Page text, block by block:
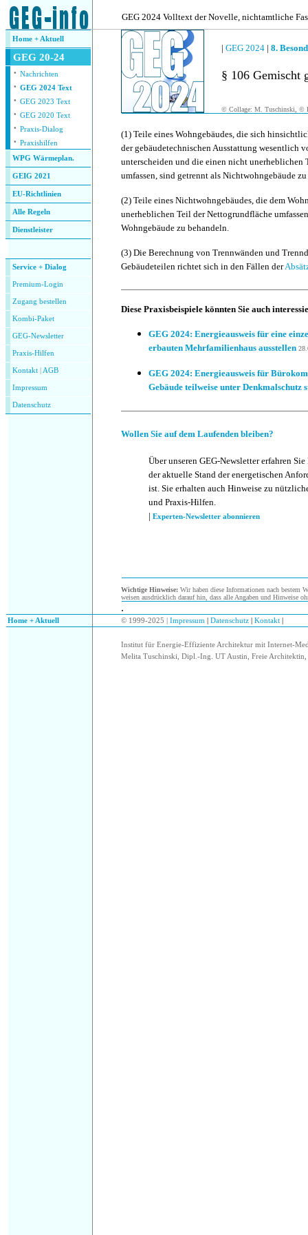
GEG 2024 Volltext der Novelle, nichtamtliche
Home + Aktuell
GEG 20-24
· Nachrichten
· GEG 2024 Text
· GEG 2023 Text
· GEG 2020 Text
· Praxis-Dialog
· Praxishilfen
WPG Wärmeplan.
GEIG 2021
EU-Richtlinien
Alle Regeln
Dienstleister
Service + Dialog
Premium-Login
Zugang bestellen
Kombi-Paket
GEG-Newsletter
Praxis-Hilfen
Kontakt AGB
Impressum
Datenschutz
| GEG 2024 | 8.
§ 106 Gemischt
© Collage: M. Tuschinski, ©
(1) Teile eines Wohngebäudes, die sich
der gebäudetechnischen Ausstattung wesentlich
unterscheiden und die einen nicht unerheblichen
umfassen, sind getrennt als Nichtwohngebäude
(2) Teile eines Nichtwohngebäudes, die dem
unerheblichen Teil der Nettogrundfläche
Wohngebäude zu behandeln.
(3) Die Berechnung von Trennwänden und
Gebäudeteilen richtet sich in den Fällen der
Diese Praxisbeispiele könnten Sie auch
GEG 2024: Energieausweis für eine
erbauten Mehrfamilienhaus ausstellen
GEG 2024: Energieausweis für
Gebäude teilweise unter Denkmalschutz
Wollen Sie auf dem Laufenden bleiben?
Über unseren GEG-Newsletter erfahren
der aktuelle Stand der energetischen
ist. Sie erhalten auch Hinweise zu
und Praxis-Hilfen.
| Experten-Newsletter abonnieren
Wichtige Hinweise: Wir haben diese Informationen nach bestem
weisen ausdrücklich darauf hin, dass alle Angaben und Hinweise
.
Home + Aktuell © 1999-2025 | Impressum Datenschutz Kontakt
Institut für Energie-Effiziente Architektur mit Internet-
Melita Tuschinski, Dipl.-Ing. UT Austin, Freie Architektin,